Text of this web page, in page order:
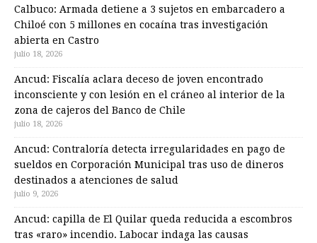
Calbuco: Armada detiene a 3 sujetos en embarcadero a
Chiloé con 5 millones en cocaína tras investigación
abierta en Castro
julio 18, 2026
Ancud: Fiscalía aclara deceso de joven encontrado
inconsciente y con lesión en el cráneo al interior de la
zona de cajeros del Banco de Chile
julio 18, 2026
Ancud: Contraloría detecta irregularidades en pago de
sueldos en Corporación Municipal tras uso de dineros
destinados a atenciones de salud
julio 9, 2026
Ancud: capilla de El Quilar queda reducida a escombros
tras «raro» incendio. Labocar indaga las causas